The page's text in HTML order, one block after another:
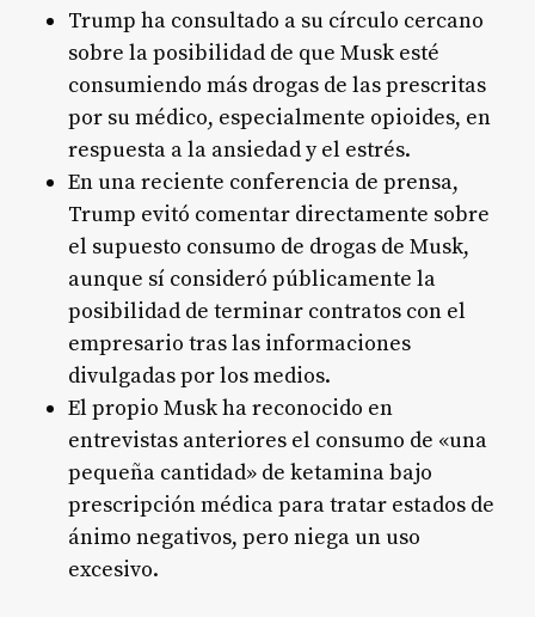
Trump ha consultado a su círculo cercano
sobre la posibilidad de que Musk esté
consumiendo más drogas de las prescritas
por su médico, especialmente opioides, en
respuesta a la ansiedad y el estrés.
En una reciente conferencia de prensa,
Trump evitó comentar directamente sobre
el supuesto consumo de drogas de Musk,
aunque sí consideró públicamente la
posibilidad de terminar contratos con el
empresario tras las informaciones
divulgadas por los medios.
El propio Musk ha reconocido en
entrevistas anteriores el consumo de «una
pequeña cantidad» de ketamina bajo
prescripción médica para tratar estados de
ánimo negativos, pero niega un uso
excesivo.